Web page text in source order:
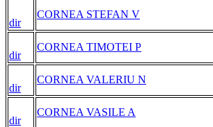
dir
CORNEA STEFAN V
dir
CORNEA TIMOTEI P
dir
CORNEA VALERIU N
dir
CORNEA VASILE A